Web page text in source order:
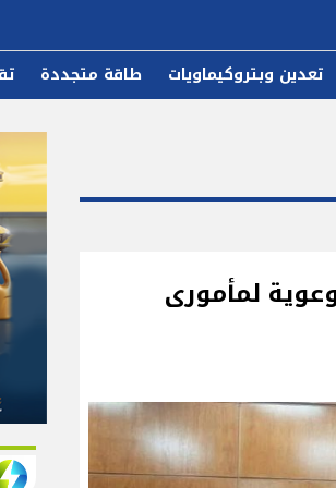
تعدين وبتروكيماويات طاقة متجددة
لمأمورى